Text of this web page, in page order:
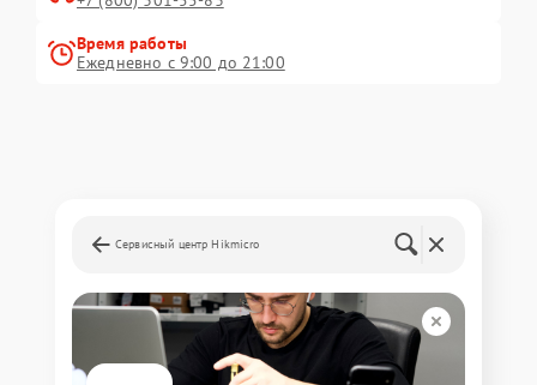
Время работы
Ежедневно с 9:00 до 21:00
Сервисный центр Hikmicro